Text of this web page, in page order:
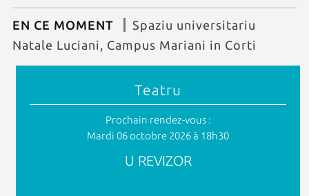
EN CE MOMENT
Spaziu universitariu
Natale Luciani, Campus Mariani in Corti
Teatru
Prochain rendez-vous :
Mardi 06 octobre 2026 à 18h30
U REVIZOR